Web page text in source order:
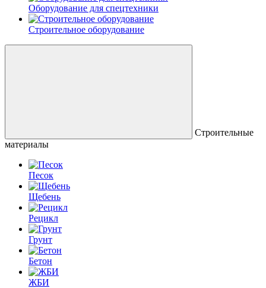
Оборудование для спецтехники
Строительное оборудование
Строительные
материалы
Песок
Щебень
Рецикл
Грунт
Бетон
ЖБИ